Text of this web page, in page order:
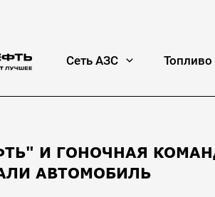
Сеть АЗС Топливо
И ГОНОЧНАЯ КОМАНДА
АВТОМОБИЛЬ